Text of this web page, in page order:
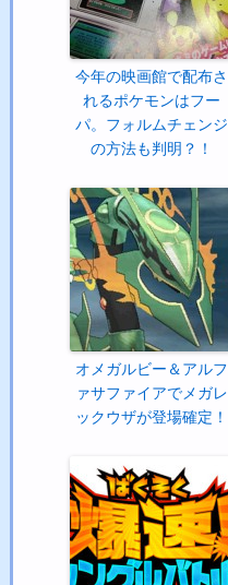
今年の映画館で配布さ
れるポケモンはフー
パ。フォルムチェンジ
の方法も判明？！
オメガルビー＆アルフ
ァサファイアでメガレ
ックウザが登場確定！